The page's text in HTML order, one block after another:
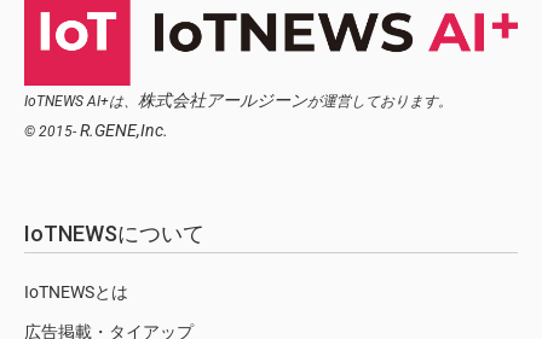
IoTNEWS AI+は、 株式会社アールジーンが運営しております。
© 2015- R.GENE,Inc.
IoTNEWSについて
IoTNEWSとは
広告掲載・タイアップ